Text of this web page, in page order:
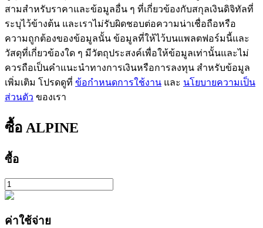
เรียนรู้เกี่ยวกับการสร้างรายได้แบบพาสซีฟ
Bitrue AI
สามสำหรับราคาและข้อมูลอื่น ๆ ที่เกี่ยวข้องกับสกุลเงินดิจิทัลที่
ระบุไว้ข้างต้น และเราไม่รับผิดชอบต่อความน่าเชื่อถือหรือ
ความถูกต้องของข้อมูลนั้น ข้อมูลที่ให้ไว้บนแพลตฟอร์มนี้และ
วัสดุที่เกี่ยวข้องใด ๆ มีวัตถุประสงค์เพื่อให้ข้อมูลเท่านั้นและไม่
ควรถือเป็นคำแนะนำทางการเงินหรือการลงทุน สำหรับข้อมูล
เพิ่มเติม โปรดดูที่ ข้อกำหนดการใช้งาน และ นโยบายความเป็น
ส่วนตัว ของเรา
ซื้อ ALPINE
ซื้อ
ค่าใช้จ่าย